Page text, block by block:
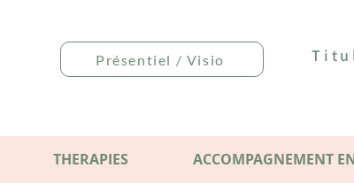
Présentiel / Visio
THERAPIES ACCOMPAGNEMENT